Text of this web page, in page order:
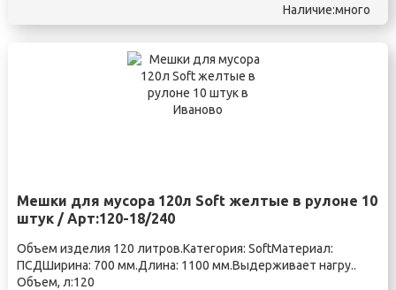
Наличие:много
Мешки для мусора 120л Soft желтые в рулоне 10
штук / Арт:120-18/240
Объем изделия 120 литров.Категория: SoftМатериал:
ПСДШирина: 700 мм.Длина: 1100 мм.Выдерживает нагру..
Объем, л:120